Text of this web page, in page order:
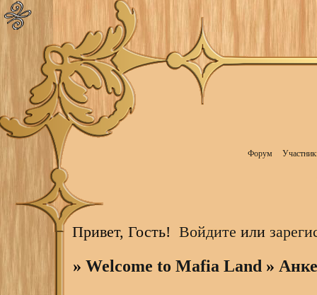
Форум
Привет, Гость! Войдите или
»Welcome to Mafia Land »